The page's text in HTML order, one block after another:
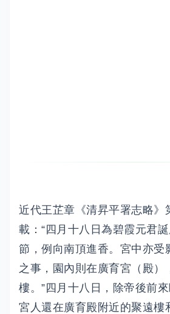
近代王芷章《清昇平署志略》
載 ：“四月十八日為碧霞元君
節，例向南頂進香。宮中亦受
之事，園內則在廣育宮（殿）
樓。”四月十八日，除帝後前
宮人還在廣育殿附近的聚遠樓